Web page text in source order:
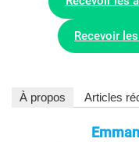
Recevoir
À propos Articles